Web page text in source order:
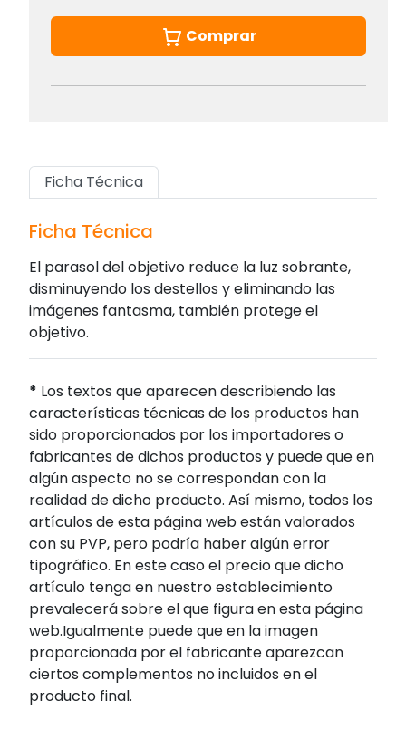
Comprar
Ficha Técnica
Ficha Técnica
El parasol del objetivo reduce la luz sobrante,
disminuyendo los destellos y eliminando las
imágenes fantasma, también protege el
objetivo.
* Los textos que aparecen describiendo las
características técnicas de los productos han
sido proporcionados por los importadores o
fabricantes de dichos productos y puede que en
algún aspecto no se correspondan con la
realidad de dicho producto. Así mismo, todos los
artículos de esta página web están valorados
con su PVP, pero podría haber algún error
tipográfico. En este caso el precio que dicho
artículo tenga en nuestro establecimiento
prevalecerá sobre el que figura en esta página
web.Igualmente puede que en la imagen
proporcionada por el fabricante aparezcan
ciertos complementos no incluidos en el
producto final.